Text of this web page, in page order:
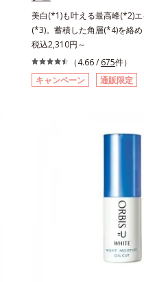
グリコール（保湿）＜使用量
度＜ご使用ステップ＞洗顔
ンクルセラム ⇒ 保湿液＜1商
数＞通常サイズ：約90回（1.5
サイズ：約180回（3ヵ月程度
情報は商品ページをご覧くだ
美白(*1)も叶える最高峰(*2)
(*3)。蓄積した角層(*4)を絡
晴らす高密着マイルドピーリ
リも透明感(*7)も結果主義。
子に着目した肌科学エイジン
ズ。オルビスユー ドットシリ
れる年齢サインについて研究
トシリーズは美容成分(*9)と
ィベーター(*10)」を配合。そ
合している美白(*1)有効成分
を配合しました。さらに、シ
分「GLルートブースター
税込2,310円～
（4.66 / 675件）
キャンペーン
通販限定